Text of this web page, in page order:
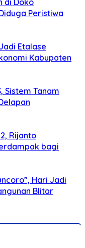
Peristiwa
Etalase
Kabupaten
Sistem Tanam
Rijanto
bagi
Hari Jadi
Blitar